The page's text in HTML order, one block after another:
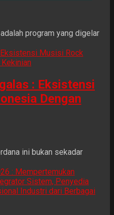
program yang digelar
: Eksistensi
Dengan
ini bukan sekadar